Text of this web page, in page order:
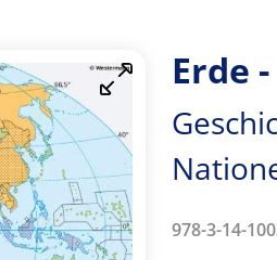
Erde
978-3-14-